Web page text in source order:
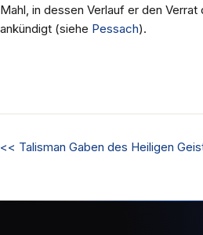
Mahl, in dessen Verlauf er den
ankündigt (siehe Pessach).
<< Talisman Gaben des Heiligen